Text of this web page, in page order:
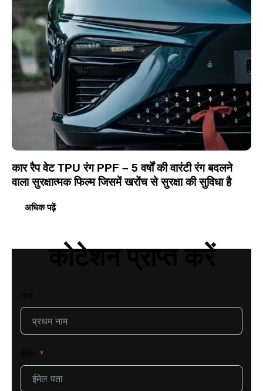
कार रैप वेट TPU रंग PPF – 5 वर्षों की वारंटी रंग बदलने
वाला सुरक्षात्मक फिल्म जिसमें खरोंच से सुरक्षा की सुविधा है
अधिक पढ़ें
कोटेशन प्राप्त करें